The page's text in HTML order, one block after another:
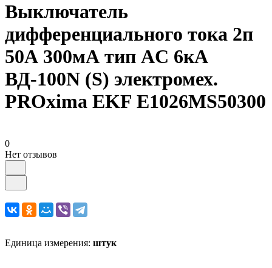
Выключатель
дифференциального тока 2п
50А 300мА тип AC 6кА
ВД-100N (S) электромех.
PROxima EKF E1026MS50300
0
Нет отзывов
Единица измерения: штук